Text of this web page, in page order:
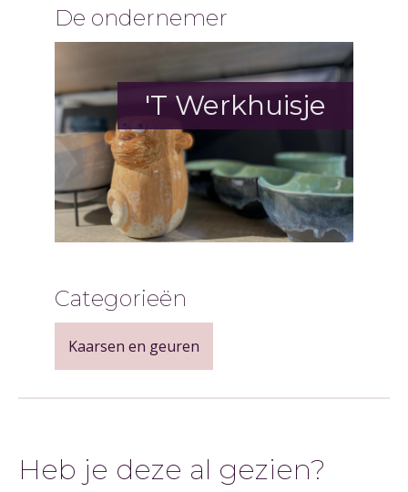
De ondernemer
'T Werkhuisje
Categorieën
Kaarsen en geuren
Heb je deze al gezien?